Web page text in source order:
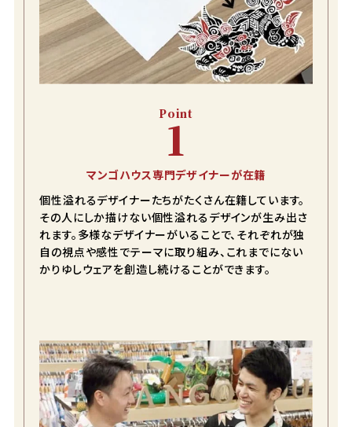
Point
1
マンゴハウス専門デザイナーが在籍
個性溢れるデザイナーたちがたくさん在籍しています。
その人にしか描けない個性溢れるデザインが生み出さ
れます。多様なデザイナーがいることで、それぞれが独
自の視点や感性でテーマに取り組み、これまでにない
かりゆしウェアを創造し続けることができます。